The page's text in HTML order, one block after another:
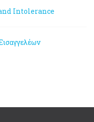
Intolerance